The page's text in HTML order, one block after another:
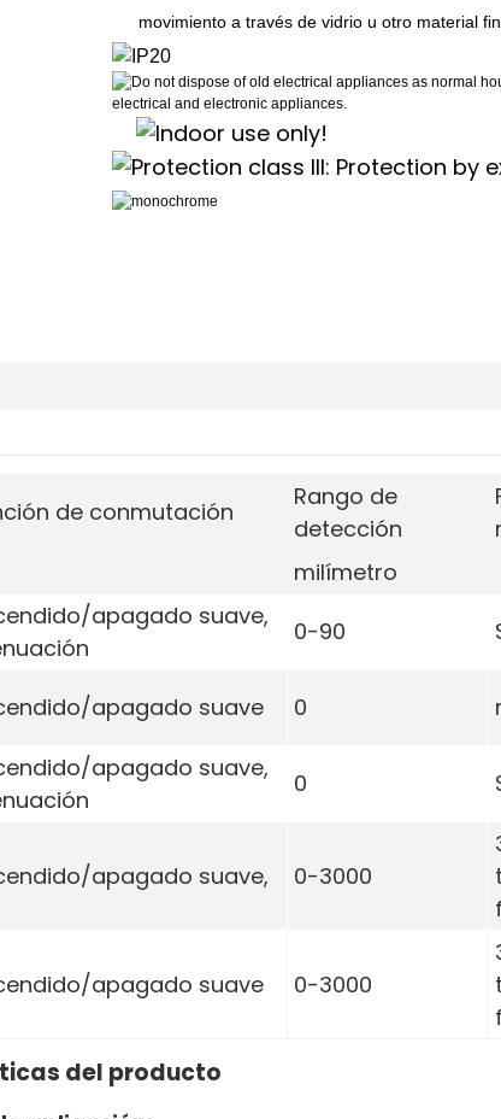
movimiento a través de vidrio u otro material
de conmutación
Rango de
detección
milímetro
apagado suave,
0-90
apagado suave 0
apagado suave,
0
apagado suave, 0-3000
apagado suave 0-3000
del producto